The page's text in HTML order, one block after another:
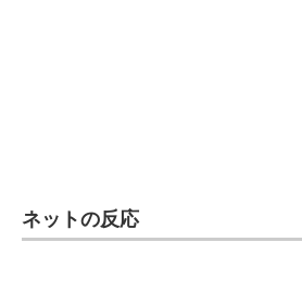
ネットの反応